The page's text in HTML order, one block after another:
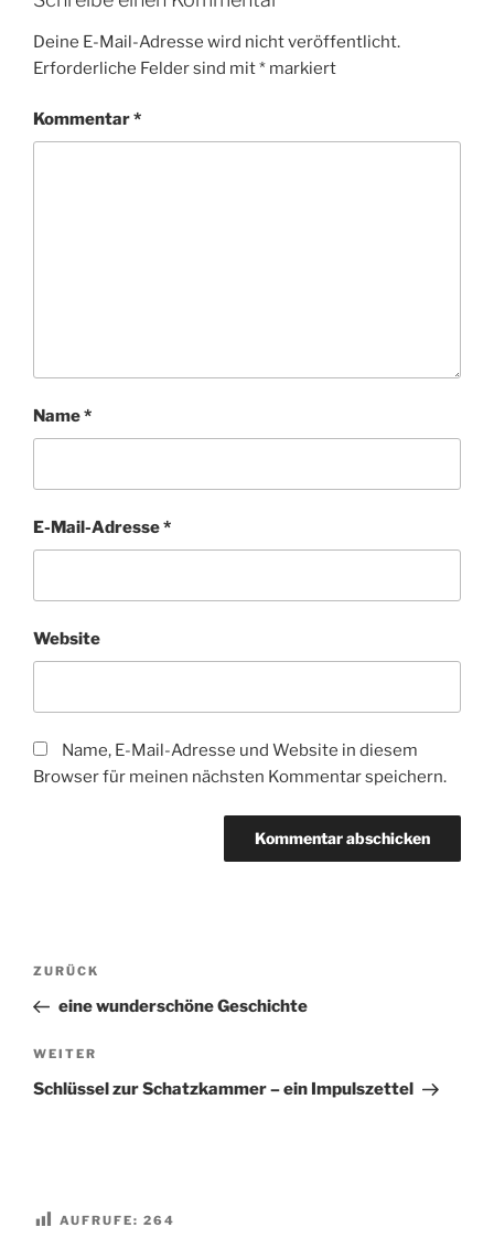
Deine E-Mail-Adresse wird nicht veröffentlicht.
Erforderliche Felder sind mit* markiert
Kommentar*
Name*
E-Mail-Adresse*
Website
Name, E-Mail-Adresse und Website in diesem
Browser für meinen nächsten Kommentar speichern.
Beitragsnavigation
Vorheriger
Beitrag
ZURÜCK
eine wunderschöne Geschichte
Nächster
Beitrag
WEITER
Schlüssel zur Schatzkammer – ein Impulszettel
AUFRUFE: 264